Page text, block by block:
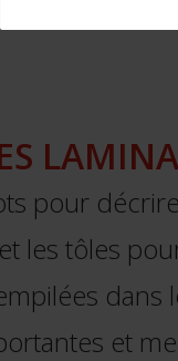
pour
les tôles
et